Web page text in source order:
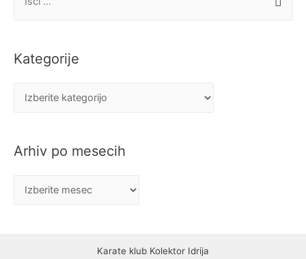
iKategorije
e
Arhiv po mesecih
Karate klub Kolektor Idrija